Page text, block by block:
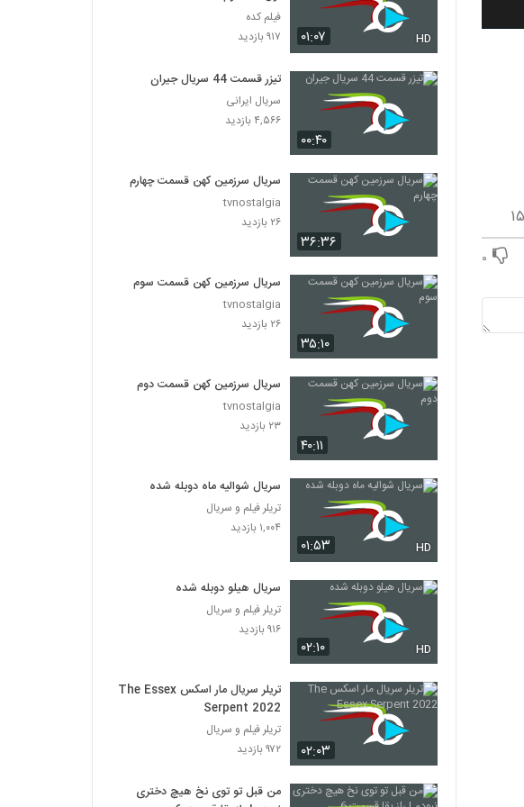
۰
۰۱:۰۷ HD
فیلم کده
۹۱۷ بازدید
۰۰:۴۰
تیزر قسمت 44 سریال جیران
سریال ایرانی
۴,۵۶۶ بازدید
۳۶:۳۶
سریال سرزمین کهن قسمت چهارم
tvnostalgia
۲۶ بازدید
۳۵:۱۰
سریال سرزمین کهن قسمت سوم
tvnostalgia
۲۶ بازدید
۴۰:۱۱
سریال سرزمین کهن قسمت دوم
tvnostalgia
۲۳ بازدید
۰۱:۵۳ HD
سریال شوالیه ماه دوبله شده
تریلر فیلم و سریال
۱,۰۰۴ بازدید
۰۲:۱۰ HD
سریال هیلو دوبله شده
تریلر فیلم و سریال
۹۱۶ بازدید
۰۲:۰۳
تریلر سریال مار اسکس The Essex
Serpent 2022
تریلر فیلم و سریال
۹۷۲ بازدید
من قبل تو توی نخ هیچ دختری